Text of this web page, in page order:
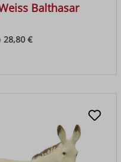
Balthasar
28,80 €